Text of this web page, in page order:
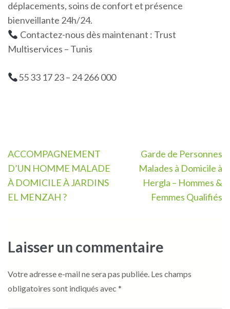
déplacements, soins de confort et présence
bienveillante 24h/24.
Contactez-nous dès maintenant : Trust
Multiservices – Tunis
55 33 17 23 – 24 266 000
Navigation
de
l’article
ACCOMPAGNEMENT
D’UN HOMME MALADE
À DOMICILE À JARDINS
EL MENZAH ?
Garde de Personnes
Malades à Domicile à
Hergla – Hommes &
Femmes Qualifiés
Laisser un commentaire
Votre adresse e-mail ne sera pas publiée. Les champs
obligatoires sont indiqués avec *